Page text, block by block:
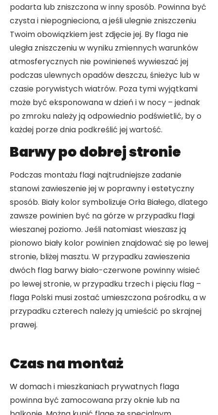
podarta lub zniszczona w inny sposób. Powinna być
czysta i niepognieciona, a jeśli ulegnie zniszczeniu
Twoim obowiązkiem jest zdjęcie jej. By flaga nie
uległa zniszczeniu w wyniku zmiennych warunków
atmosferycznych nie powinieneś wywieszać jej
podczas ulewnych opadów deszczu, śnieżyc lub w
czasie porywistych wiatrów. Poza tymi wyjątkami
może być eksponowana w dzień i w nocy – jednak
po zmroku należy ją odpowiednio podświetlić, by o
każdej porze dnia podkreślić jej wartość.
Barwy po dobrej stronie
Podczas montażu flagi najtrudniejsze zadanie
stanowi zawieszenie jej w poprawny i estetyczny
sposób. Biały kolor symbolizuje Orła Białego, dlatego
zawsze powinien być na górze w przypadku flagi
wieszanej poziomo. Jeśli natomiast wieszasz ją
pionowo biały kolor powinien znajdować się po lewej
stronie, bliżej masztu. W przypadku zawieszenia
dwóch flag barwy biało-czerwone powinny wisieć
po lewej stronie, w przypadku trzech i pięciu flag –
flaga Polski musi zostać umieszczona pośrodku, a w
przypadku czterech należy ją umieścić po skrajnej
prawej.
Czas na montaż
W domach i mieszkaniach prywatnych flaga
powinna być zamocowana przy oknie lub na